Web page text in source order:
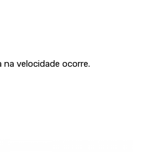
velocidade ocorre.